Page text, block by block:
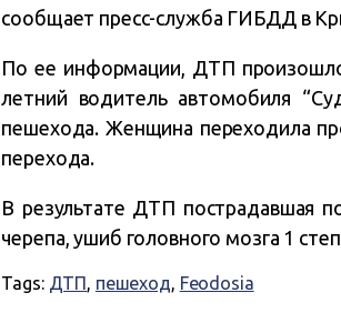
сообщает пресс-служба ГИБДД в
По ее информации, ДТП
летний водитель автомобиля
пешехода. Женщина переходила
перехода.
В результате ДТП пострадавшая
черепа, ушиб головного мозга 1
Tags: ДТП, пешеход, Feodosia